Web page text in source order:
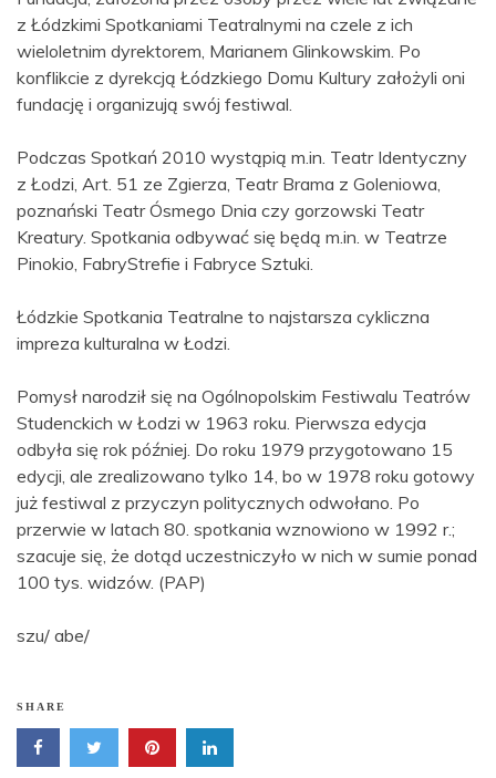
z Łódzkimi Spotkaniami Teatralnymi na czele z ich
wieloletnim dyrektorem, Marianem Glinkowskim. Po
konflikcie z dyrekcją Łódzkiego Domu Kultury założyli oni
fundację i organizują swój festiwal.
Podczas Spotkań 2010 wystąpią m.in. Teatr Identyczny
z Łodzi, Art. 51 ze Zgierza, Teatr Brama z Goleniowa,
poznański Teatr Ósmego Dnia czy gorzowski Teatr
Kreatury. Spotkania odbywać się będą m.in. w Teatrze
Pinokio, FabryStrefie i Fabryce Sztuki.
Łódzkie Spotkania Teatralne to najstarsza cykliczna
impreza kulturalna w Łodzi.
Pomysł narodził się na Ogólnopolskim Festiwalu Teatrów
Studenckich w Łodzi w 1963 roku. Pierwsza edycja
odbyła się rok później. Do roku 1979 przygotowano 15
edycji, ale zrealizowano tylko 14, bo w 1978 roku gotowy
już festiwal z przyczyn politycznych odwołano. Po
przerwie w latach 80. spotkania wznowiono w 1992 r.;
szacuje się, że dotąd uczestniczyło w nich w sumie ponad
100 tys. widzów. (PAP)
szu/ abe/
SHARE